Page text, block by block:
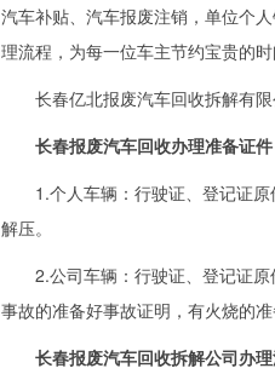
汽车补贴、汽车报废注销，单位个人
理流程，为每一位车主节约宝贵的时
长春亿北报废汽车回收拆解有限
长春报废汽车回收办理准备证件
1.个人车辆：行驶证、登记证原
解压。
2.公司车辆：行驶证、登记证原
事故的准备好事故证明，有火烧的
长春报废汽车回收拆解公司办